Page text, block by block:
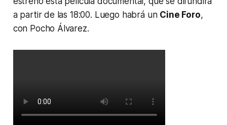
a partir de las 18:00. Luego habrá un Cine Foro,
con Pocho Álvarez.